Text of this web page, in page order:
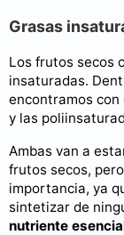
Grasas
Los frutos secos
insaturadas.
encontramos
y las
Ambas van a
frutos secos,
importancia, ya
sintetizar de
nutriente